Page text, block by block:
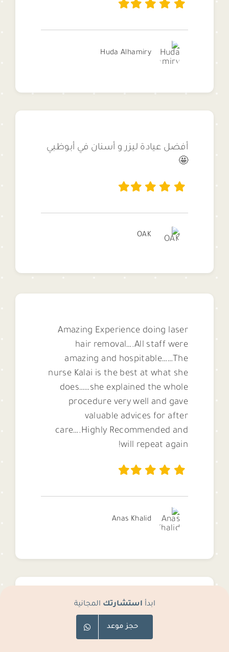
Huda Alhamiry
أفضل عيادة ليزر و أسنان في أبوظبي
🤩
OAK
Amazing Experience doing laser
hair removal….All staff were
amazing and hospitable……The
nurse Kalai is the best at what she
does……she explained the whole
procedure very well and gave
valuable advices for after
care….Highly Recommended and
will repeat again!
Anas Khalid
I have been a patient of Dr Mai
since they opened the new branch
ابدأ استشارتك المجانية
حجز موعد